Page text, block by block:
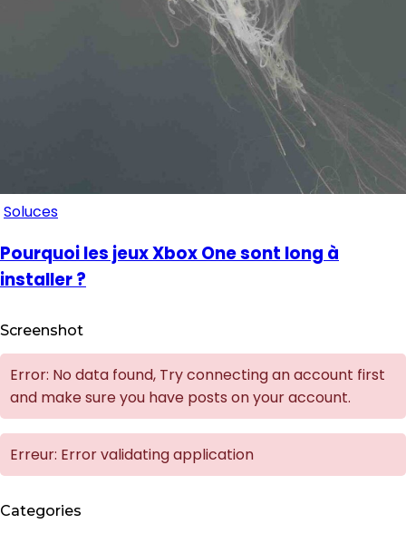
Soluces
Pourquoi les jeux Xbox One sont long à
installer ?
Screenshot
Error: No data found, Try connecting an account first
and make sure you have posts on your account.
Erreur: Error validating application
Categories